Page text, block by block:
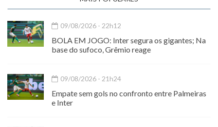
09/08/2026 - 22h12
BOLA EM JOGO: Inter segura os gigantes; Na
base do sufoco, Grêmio reage
09/08/2026 - 21h24
Empate sem gols no confronto entre Palmeiras
e Inter